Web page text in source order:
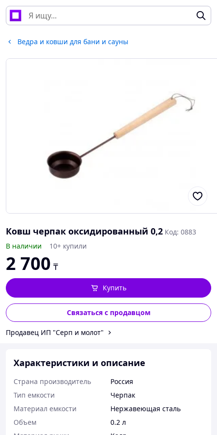
Ведра и ковши для бани и сауны
Ковш черпак оксидированный 0,2 Код: 0883
В наличии
10+ купили
2 700 ₸
Купить
Связаться с продавцом
Продавец ИП "Серп и молот"
Характеристики и описание
Страна производитель
Россия
Тип емкости
Черпак
Материал емкости
Нержавеющая сталь
Объем
0.2 л